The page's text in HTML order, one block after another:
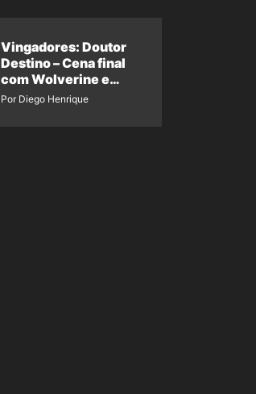
Vingadores: Doutor
Destino – Cena final
com Wolverine e
Homem-Aranha de
Por Diego Henrique